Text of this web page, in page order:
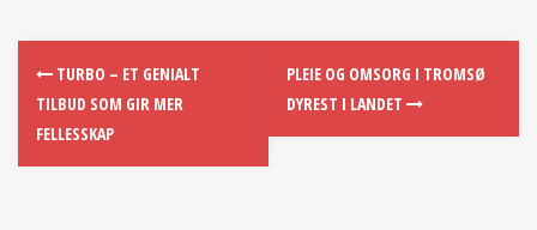
TURBO – ET GENIALT
TILBUD SOM GIR MER
FELLESSKAP
PLEIE OG OMSORG I TROMSØ
DYREST I LANDET